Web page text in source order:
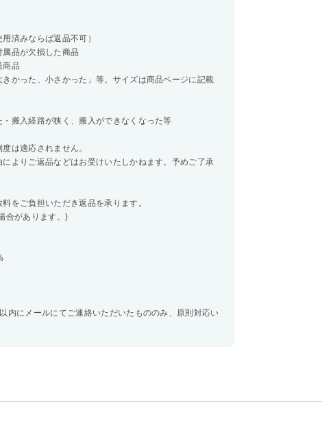
済みならば返品不可）
属品が欠損した商品
商品
かった、小さかった」等。サイズは商品ページに記載
搬入経路が狭く、搬入ができなくなった等
は適応されません。
よりご返品などはお受けいたしかねます。予めご了承
をご負担いただき返品を承ります。
合があります。)
内にメールにてご連絡いただいたもののみ、原則対応い